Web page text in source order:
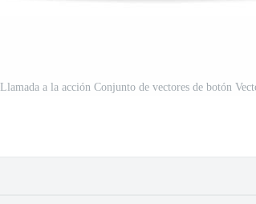
Llamada a la acción Conjunto de vectores de botón